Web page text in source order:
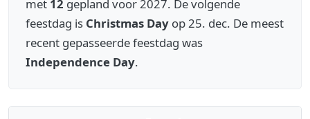
met 12 gepland voor 2027. De volgende
feestdag is Christmas Day op 25. dec. De meest
recent gepasseerde feestdag was
Independence Day.